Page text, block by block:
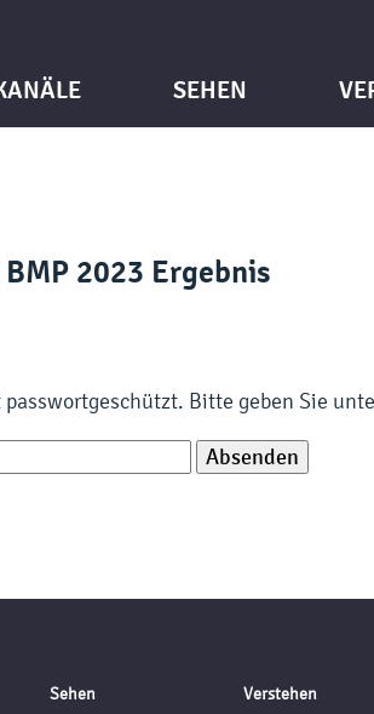
SEHEN
2023 Ergebnis
Bitte geben Sie
Sehen
Verstehen